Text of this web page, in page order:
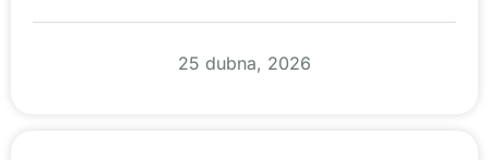
25 dubna, 2026